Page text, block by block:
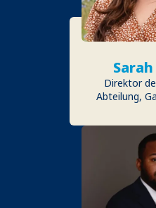
Direktor
Abteilung,